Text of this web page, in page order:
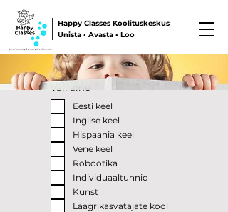
Happy Classes Koolituskeskus
Unista • Avasta • Loo
Eesti keel
Inglise keel
Hispaania keel
Vene keel
Robootika
Individuaaltunnid
Kunst
Laagrikasvatajate kool